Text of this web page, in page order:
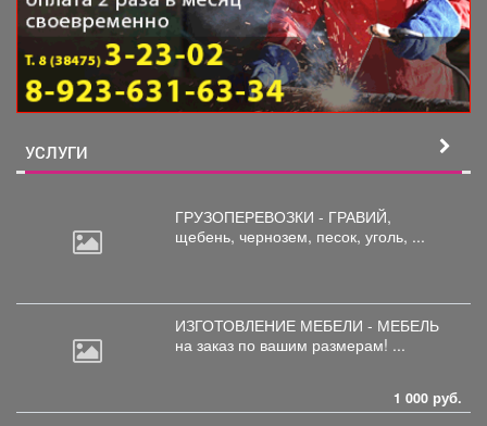
УСЛУГИ
ГРУЗОПЕРЕВОЗКИ - ГРАВИЙ,
щебень, чернозем, песок, уголь, ...
ИЗГОТОВЛЕНИЕ МЕБЕЛИ - МЕБЕЛЬ
на заказ по вашим размерам! ...
1 000 руб.